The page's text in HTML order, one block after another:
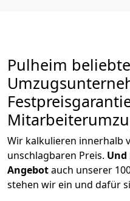
Pulheim
Wir kalkulieren innerhalb
unschlagbaren Preis.
Angebotauch unserer
stehen wir ein und dafür